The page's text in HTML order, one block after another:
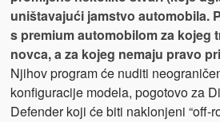
uništavajući jamstvo automobila.
s premium automobilom za kojeg
novca, a za kojeg nemaju pravo
Njihov program će nuditi
konfiguracije modela, pogotovo za
Defender koji će biti naklonjeni “off-